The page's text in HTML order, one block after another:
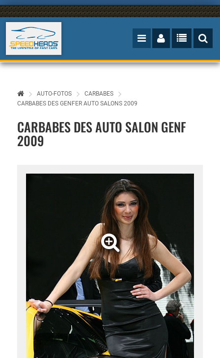
AUTO-FOTOS
CARBABES
CARBABES DES GENFER AUTO SALONS 2009
CARBABES DES AUTO SALON GENF
2009